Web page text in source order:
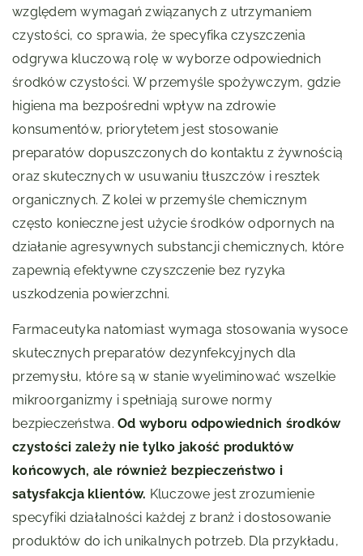
względem wymagań związanych z utrzymaniem
czystości, co sprawia, że specyfika czyszczenia
odgrywa kluczową rolę w wyborze odpowiednich
środków czystości. W przemyśle spożywczym, gdzie
higiena ma bezpośredni wpływ na zdrowie
konsumentów, priorytetem jest stosowanie
preparatów dopuszczonych do kontaktu z żywnością
oraz skutecznych w usuwaniu tłuszczów i resztek
organicznych. Z kolei w przemyśle chemicznym
często konieczne jest użycie środków odpornych na
działanie agresywnych substancji chemicznych, które
zapewnią efektywne czyszczenie bez ryzyka
uszkodzenia powierzchni.
Farmaceutyka natomiast wymaga stosowania wysoce
skutecznych preparatów dezynfekcyjnych dla
przemysłu, które są w stanie wyeliminować wszelkie
mikroorganizmy i spełniają surowe normy
bezpieczeństwa. Od wyboru odpowiednich środków
czystości zależy nie tylko jakość produktów
końcowych, ale również bezpieczeństwo i
satysfakcja klientów. Kluczowe jest zrozumienie
specyfiki działalności każdej z branż i dostosowanie
produktów do ich unikalnych potrzeb. Dla przykładu,